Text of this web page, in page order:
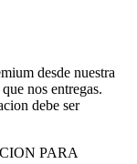
desde nuestra
nos entregas.
debe ser
PARA